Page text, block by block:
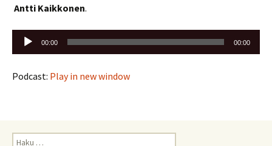
Antti Kaikkonen.
Äänitoistin
00:00 00:00
Podcast: Play in new window
Haku: